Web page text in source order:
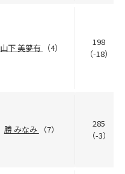
山下 美夢有 （4）
198
（-18）
勝 みなみ （7）
285
（-3）